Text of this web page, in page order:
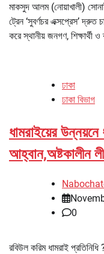
মাকসুদ আলম (নোয়াখালী)
ট্রেন ‘সুবর্ণচর এক্সপ্রেস’ দ্রুত
করে স্থানীয় জনগণ, শিক্ষার্থী
ঢাকা
ঢাকা বিভাগ
ধামরাইয়ের উন্নয়নে
আহ্বান,অষ্টকালীন
0
রবিউল করিম ধামরাই